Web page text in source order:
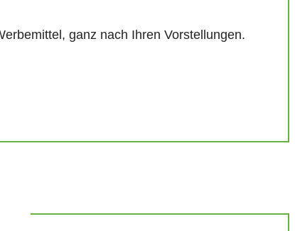
ganz nach Ihren Vorstellungen.